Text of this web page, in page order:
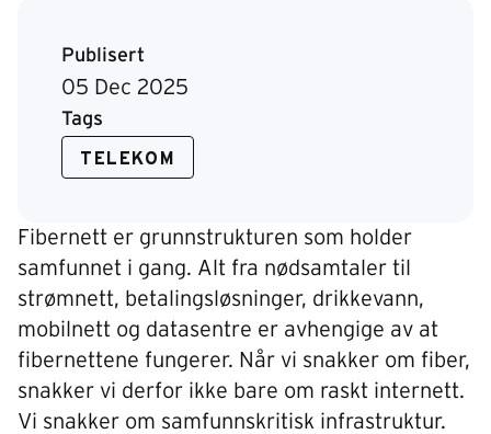
Publisert
05 Dec 2025
Tags
TELEKOM
Fibernett er grunnstrukturen som holder
samfunnet i gang. Alt fra nødsamtaler til
strømnett, betalingsløsninger, drikkevann,
mobilnett og datasentre er avhengige av at
fibernettene fungerer. Når vi snakker om fiber,
snakker vi derfor ikke bare om raskt internett.
Vi snakker om samfunnskritisk infrastruktur.